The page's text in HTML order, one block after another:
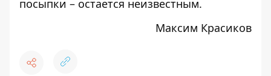
посыпки – остается неизвестным.
Максим Красиков